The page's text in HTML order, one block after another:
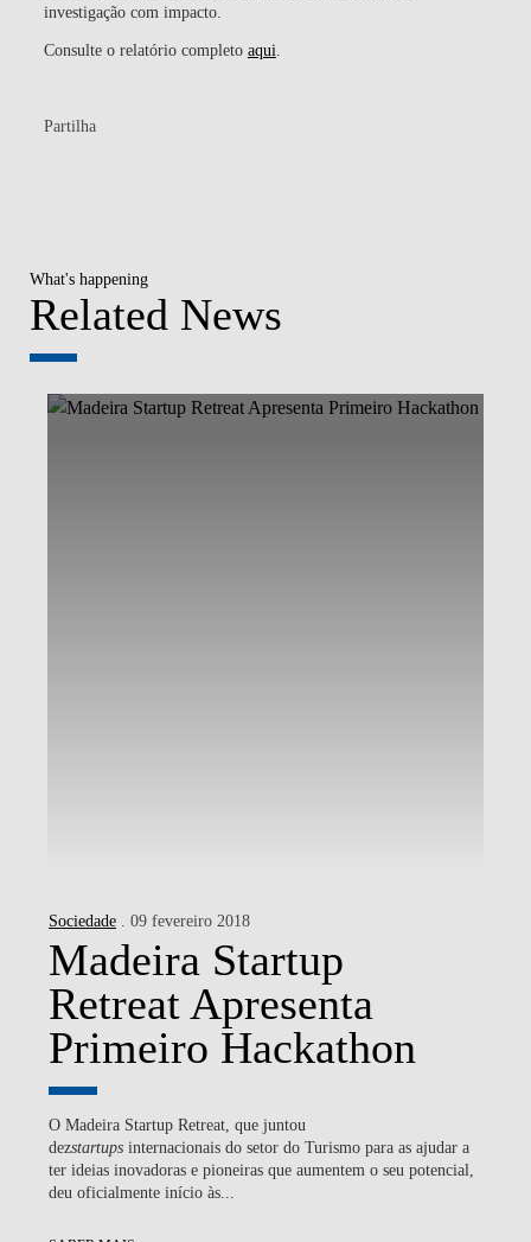
investigação com impacto.
Consulte o relatório completo aqui.
Partilha
What's happening
Related News
Sociedade . 09 fevereiro 2018
Madeira Startup
Retreat Apresenta
Primeiro Hackathon
O Madeira Startup Retreat, que juntou
dezstartups internacionais do setor do Turismo para as ajudar a
ter ideias inovadoras e pioneiras que aumentem o seu potencial,
deu oficialmente início às...